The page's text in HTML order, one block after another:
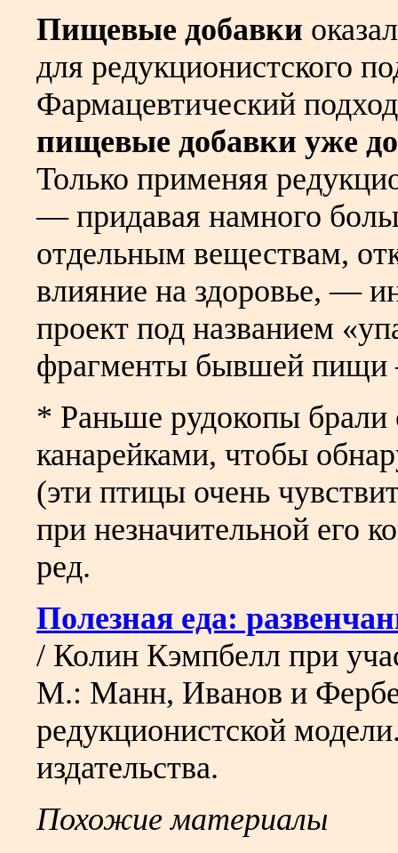
Пищевые добавки
для редукционистского
Фармацевтический
пищевые добавки уже
Только применяя
— придавая намного
отдельным веществам,
влияние на здоровье, —
проект под названием
фрагменты бывшей пищи
* Раньше рудокопы брали
канарейками, чтобы
(эти птицы очень
при незначительной его
ред.
Полезная еда:
/ Колин Кэмпбелл при
М.: Манн, Иванов и
редукционистской
издательства.
Похожие материалы